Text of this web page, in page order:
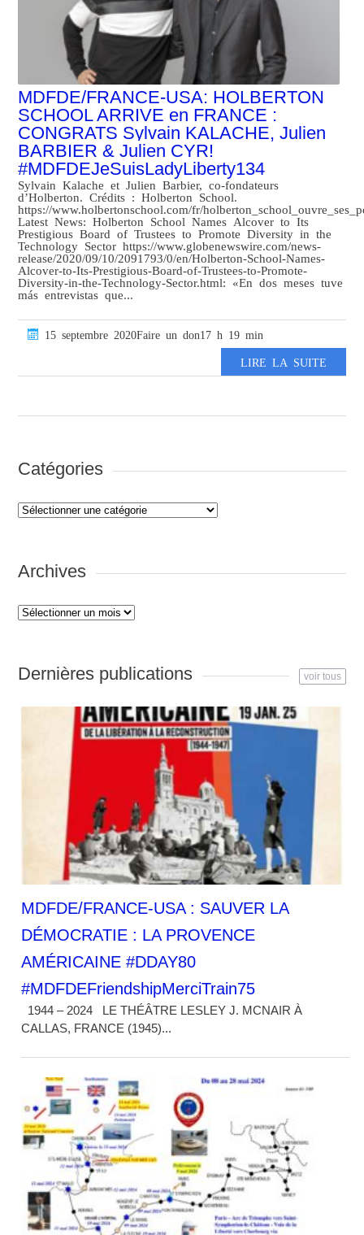
MDFDE/FRANCE-USA: HOLBERTON
SCHOOL ARRIVE en FRANCE :
CONGRATS Sylvain KALACHE, Julien
BARBIER & Julien CYR!
#MDFDEJeSuisLadyLiberty134
Sylvain Kalache et Julien Barbier, co-fondateurs
d’Holberton. Crédits : Holberton School.
https://www.holbertonschool.com/fr/
Latest News: Holberton School Names Alcover to Its
Prestigious Board of Trustees to Promote Diversity in the
Technology Sector https://www.globenewswire.com/news-
release/2020/09/10/2091793/0/en/Holberton-School-Names-
Alcover-to-Its-Prestigious-Board-of-Trustees-to-Promote-
Diversity-in-the-Technology-Sector.html: «En dos meses tuve
más entrevistas que...
15 septembre 2020Faire un don17 h 19 min
LIRE LA SUITE
Catégories
Catégories
Archives
Archives
Dernières publications voir tous
MDFDE/FRANCE-USA : SAUVER LA
DÉMOCRATIE : LA PROVENCE
AMÉRICAINE #DDAY80
#MDFDEFriendshipMerciTrain75
1944 – 2024 LE THÉÂTRE LESLEY J. MCNAIR À
CALLAS, FRANCE (1945)...